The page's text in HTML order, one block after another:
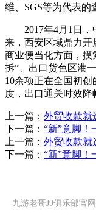
维、SGS等为代表的
2017年4月1日，
来，西安区域鼎力开
商业便当化方面，摸
拆”、出口货色区港
10余项正在全国初
度，出口通关时效降
上一篇： 外贸收款就
下一篇： “新”意脚！
上一篇： 外贸收款就
下一篇： “新”意脚！
九游老哥J9俱乐部官